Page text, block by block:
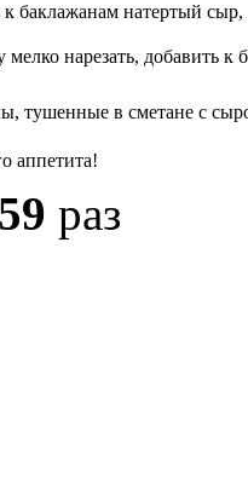
к баклажанам натертый
нарезать, добавить к
тушенные в сметане с
аппетита!
раз